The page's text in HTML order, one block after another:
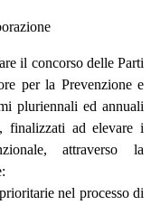
il concorso delle Parti
per la Prevenzione e
pluriennali ed annuali
finalizzati ad elevare i
attraverso la
nel processo di